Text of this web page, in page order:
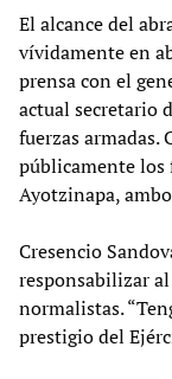
El alcance del
vívidamente en
prensa con el
actual secretario
fuerzas armadas.
públicamente los
Ayotzinapa,
Cresencio
responsabilizar
normalistas.
prestigio del